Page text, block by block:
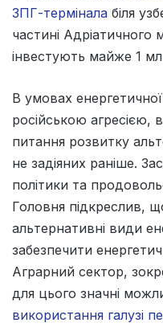
ЗПГ-термінала біля
частині Адріатичного
інвестують майже 1
В умовах
російською агресією,
питання розвитку
не задіяних раніше.
політики та
Головня підкреслив,
альтернативні види
забезпечити
Аграрний сектор,
для цього значні
використання галузі